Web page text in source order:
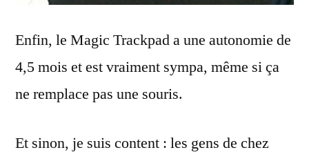
Enfin, le Magic Trackpad a une autonomie de
4,5 mois et est vraiment sympa, même si ça
ne remplace pas une souris.
Et sinon, je suis content : les gens de chez